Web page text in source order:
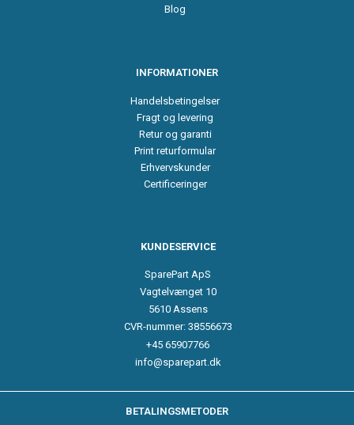
Blog
INFORMATIONER
Handelsbetingelser
Fragt og levering
Retur og garanti
Print returformular
Erhvervskunder
Certificeringer
KUNDESERVICE
SparePart ApS
Vagtelvænget 10
5610 Assens
CVR-nummer: 38556673
+45 65907766
info@sparepart.dk
BETALINGSMETODER